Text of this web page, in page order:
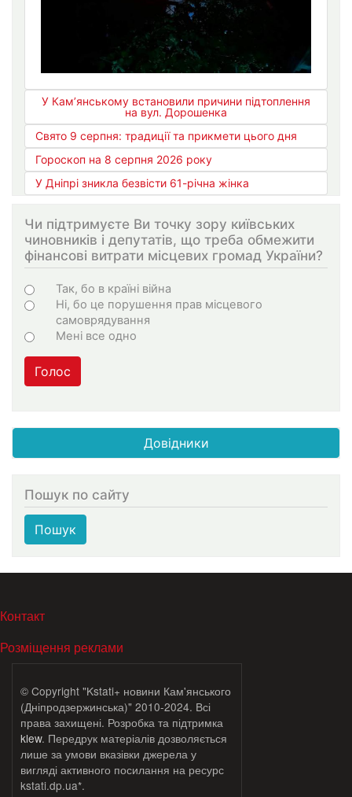
У Кам’янському встановили причини підтоплення
на вул. Дорошенка
Свято 9 серпня: традиції та прикмети цього дня
Гороскоп на 8 серпня 2026 року
У Дніпрі зникла безвісти 61-річна жінка
Чи підтримуєте Ви точку зору київських
чиновників і депутатів, що треба обмежити
фінансові витрати місцевих громад України?
Варіанти
Так, бо в країні війна
Ні, бо це порушення прав місцевого
самоврядування
Мені все одно
Голос
Довідники
Пошук по сайту
Пошук
МЕНЮ В ПОДВАЛЕ
Контакт
Розміщення реклами
© Copyright "Kstati+ новини Кам'янського
(Дніпродзержинська)" 2010-2024. Всі
права захищені. Розробка та підтримка
klew. Передрук матеріалів дозволяється
лише за умови вказівки джерела у
вигляді активного посилання на ресурс
kstati.dp.ua*.